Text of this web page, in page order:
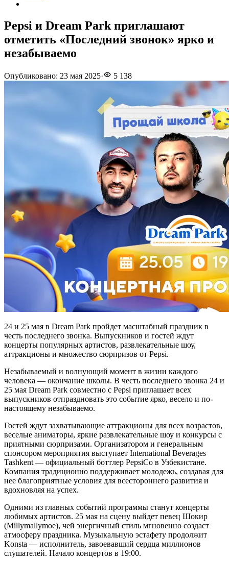
Pepsi и Dream Park приглашают
отметить «Последний звонок» ярко и
незабываемо
Опубликовано: 23 мая 2025· 5 138
24 и 25 мая в Dream Park пройдет масштабный праздник в
честь последнего звонка. Выпускников и гостей ждут
концерты популярных артистов, развлекательные шоу,
аттракционы и множество сюрпризов от Pepsi.
Незабываемый и волнующий момент в жизни каждого
человека — окончание школы. В честь последнего звонка 24 и
25 мая Dream Park совместно с Pepsi приглашает всех
выпускников отпраздновать это событие ярко, весело и по-
настоящему незабываемо.
Гостей ждут захватывающие аттракционы для всех возрастов,
веселые аниматоры, яркие развлекательные шоу и конкурсы с
приятными сюрпризами. Организатором и генеральным
спонсором мероприятия выступает International Beverages
Tashkent — официальный боттлер PepsiCo в Узбекистане.
Компания традиционно поддерживает молодежь, создавая для
нее благоприятные условия для всестороннего развития и
вдохновляя на успех.
Одними из главных событий программы станут концерты
любимых артистов. 25 мая на сцену выйдет певец Шокир
(Millymallymoe), чей энергичный стиль мгновенно создаст
атмосферу праздника. Музыкальную эстафету продолжит
Konsta — исполнитель, завоевавший сердца миллионов
слушателей. Начало концертов в 19:00.